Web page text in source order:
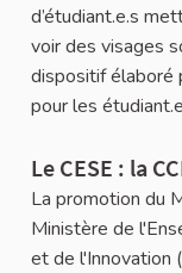
d’étudiant.e.s
voir des visages
dispositif élaboré
pour les
Le CESE : la
La promotion du
Ministère de
et de l'Innovation